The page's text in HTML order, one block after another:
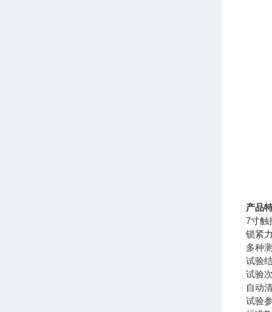
产品
7寸触
锁紧
多种
试验
试验
自动
试验